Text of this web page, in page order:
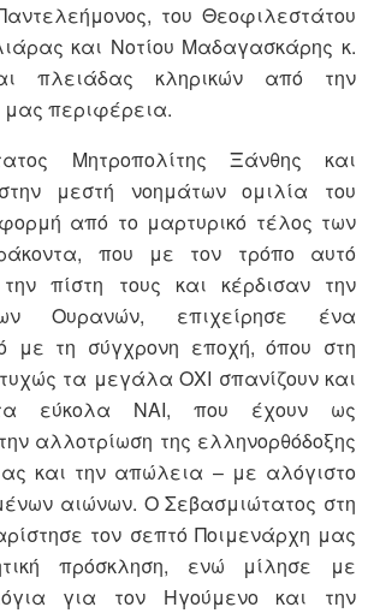
του Θεοφιλεστάτου
και Νοτίου Μαδαγασκάρης κ.
πλειάδας κληρικών από την
μας περιφέρεια.
Μητροπολίτης Ξάνθης και
μεστή νοημάτων ομιλία του
από το μαρτυρικό τέλος των
που με τον τρόπο αυτό
πίστη τους και κέρδισαν την
Ουρανών, επιχείρησε ένα
με τη σύγχρονη εποχή, όπου στη
τα μεγάλα ΟΧΙ σπανίζουν και
τα εύκολα ΝΑΙ, που έχουν ως
αλλοτρίωση της ελληνορθόδοξης
και την απώλεια – με αλόγιστο
αιώνων. Ο Σεβασμιώτατος στη
τον σεπτό Ποιμενάρχη μας
πρόσκληση, ενώ μίλησε με
για τον Ηγούμενο και την